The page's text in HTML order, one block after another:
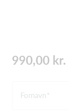
990,00 kr.
Fornavn